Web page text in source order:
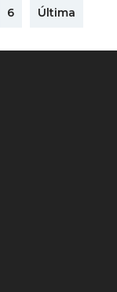
6 Última